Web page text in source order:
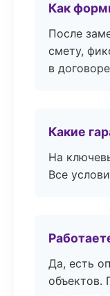
Как
После
смету,
в
Какие
На
Все
Да, есть
объектов.